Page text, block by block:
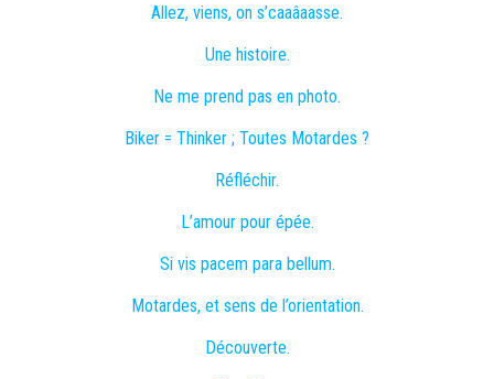
Allez, viens, on s’caaâaasse.
Une histoire.
Ne me prend pas en photo.
Biker = Thinker ; Toutes Motardes ?
Réfléchir.
L’amour pour épée.
Si vis pacem para bellum.
Motardes, et sens de l’orientation.
Découverte.